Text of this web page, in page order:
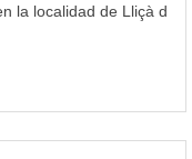
la localidad de Lliçà d